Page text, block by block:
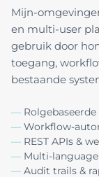
Mijn-
en multi-user
gebruik door
toegang,
bestaande
Workflow-
REST APIs &
Multi-
Audit trails &